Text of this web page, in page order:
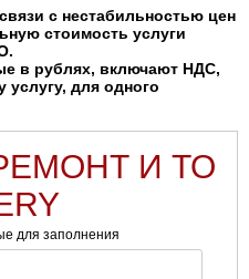
с нестабильностью цен
стоимость услуги
в рублях, включают НДС,
услугу, для одного
И ТО
для заполнения